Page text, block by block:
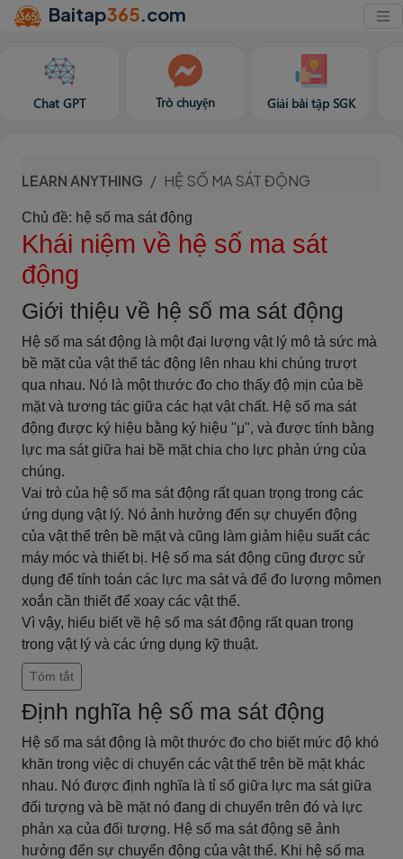
Baitap365.com
Chat GPT Trò chuyện Giải bài tập SGK
LEARN ANYTHING HỆ SỐ MA SÁT ĐỘNG
Chủ đề: hệ số ma sát động
Khái niệm về hệ số ma sát
động
Giới thiệu về hệ số ma sát động
Hệ số ma sát động là một đại lượng vật lý mô tả sức mà
bề mặt của vật thể tác động lên nhau khi chúng trượt
qua nhau. Nó là một thước đo cho thấy độ mịn của bề
mặt và tương tác giữa các hạt vật chất. Hệ số ma sát
động được ký hiệu bằng ký hiệu "μ", và được tính bằng
lực ma sát giữa hai bề mặt chia cho lực phản ứng của
chúng.
Vai trò của hệ số ma sát động rất quan trọng trong các
ứng dụng vật lý. Nó ảnh hưởng đến sự chuyển động
của vật thể trên bề mặt và cũng làm giảm hiệu suất các
máy móc và thiết bị. Hệ số ma sát động cũng được sử
dụng để tính toán các lực ma sát và để đo lượng mômen
xoắn cần thiết để xoay các vật thể.
Vì vậy, hiểu biết về hệ số ma sát động rất quan trọng
trong vật lý và các ứng dụng kỹ thuật.
Tóm tắt
Định nghĩa hệ số ma sát động
Hệ số ma sát động là một thước đo cho biết mức độ khó
khăn trong việc di chuyển các vật thể trên bề mặt khác
nhau. Nó được định nghĩa là tỉ số giữa lực ma sát giữa
đối tượng và bề mặt nó đang di chuyển trên đó và lực
phản xạ của đối tượng. Hệ số ma sát động sẽ ảnh
hưởng đến sự chuyển động của vật thể. Khi hệ số ma